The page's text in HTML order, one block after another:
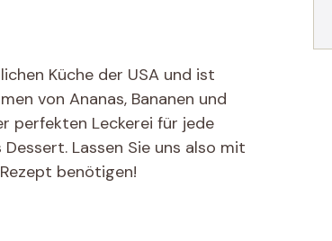
Küche der USA und ist
von Ananas, Bananen und
perfekten Leckerei für jede
Lassen Sie uns also mit
benötigen!